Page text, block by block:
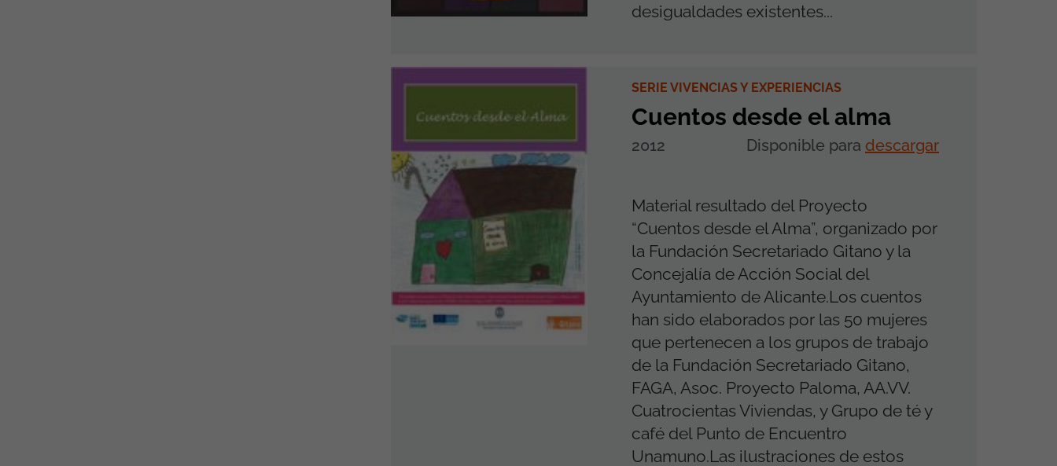
desigualdades existentes...
SERIE VIVENCIAS Y EXPERIENCIAS
Cuentos desde el alma
2012 Disponible para descargar
Material resultado del Proyecto
“Cuentos desde el Alma”, organizado por
la Fundación Secretariado Gitano y la
Concejalía de Acción Social del
Ayuntamiento de Alicante.Los cuentos
han sido elaborados por las 50 mujeres
que pertenecen a los grupos de trabajo
de la Fundación Secretariado Gitano,
FAGA, Asoc. Proyecto Paloma, AA.VV.
Cuatrocientas Viviendas, y Grupo de té y
café del Punto de Encuentro
Unamuno.Las ilustraciones de estos